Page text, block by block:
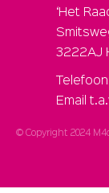
‘Het
3222AJ
Email
© Copyright 2024